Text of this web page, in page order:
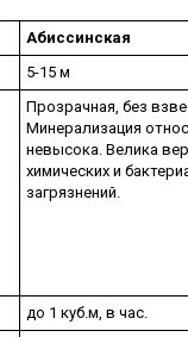
Абиссинская
5-15 м
Прозрачная, без
Минерализация
невысока. Велика
химических и
загрязнений.
до 1 куб.м, в час.